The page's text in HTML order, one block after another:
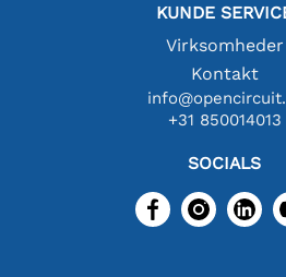
KUNDE
Virksomheder
Kontakt
+31 850014013
SOCIALS